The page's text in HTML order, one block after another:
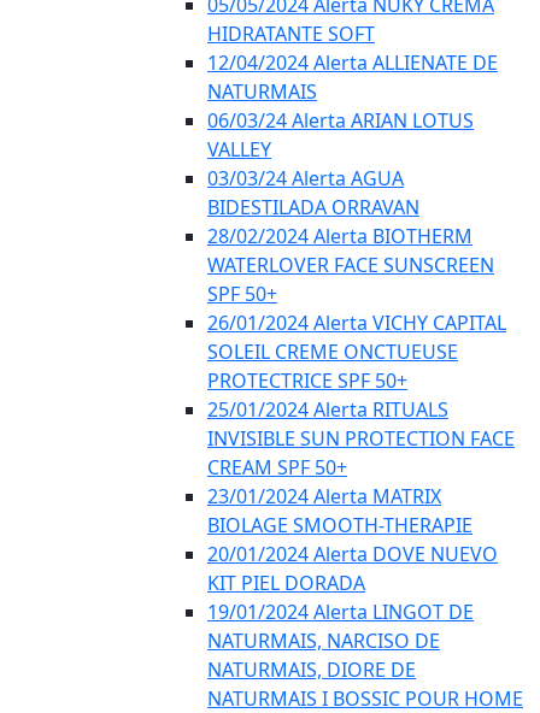
HIDRATANTE SOFT
12/04/2024 Alerta ALLIENATE DE
NATURMAIS
06/03/24 Alerta ARIAN LOTUS
VALLEY
03/03/24 Alerta AGUA
BIDESTILADA ORRAVAN
28/02/2024 Alerta BIOTHERM
WATERLOVER FACE SUNSCREEN
SPF 50+
26/01/2024 Alerta VICHY CAPITAL
SOLEIL CREME ONCTUEUSE
PROTECTRICE SPF 50+
25/01/2024 Alerta RITUALS
INVISIBLE SUN PROTECTION FACE
CREAM SPF 50+
23/01/2024 Alerta MATRIX
BIOLAGE SMOOTH-THERAPIE
20/01/2024 Alerta DOVE NUEVO
KIT PIEL DORADA
19/01/2024 Alerta LINGOT DE
NATURMAIS, NARCISO DE
NATURMAIS, DIORE DE
NATURMAIS I BOSSIC POUR HOME